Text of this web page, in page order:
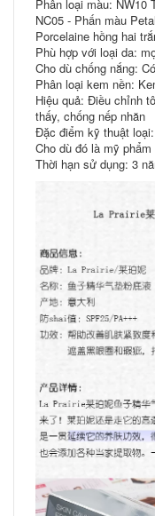
Phân loại màu: NW10
NC05 - Phấn màu
Porcelaine hồng hai
Phù hợp với loại da:
Cho dù chống nắng: Có
Phân loại kem nền:
Hiệu quả: Điều chỉnh
thấy, chống nếp nhăn
Đặc điểm kỹ thuật
Cho dù đó là mỹ
Thời hạn sử dụng: 3